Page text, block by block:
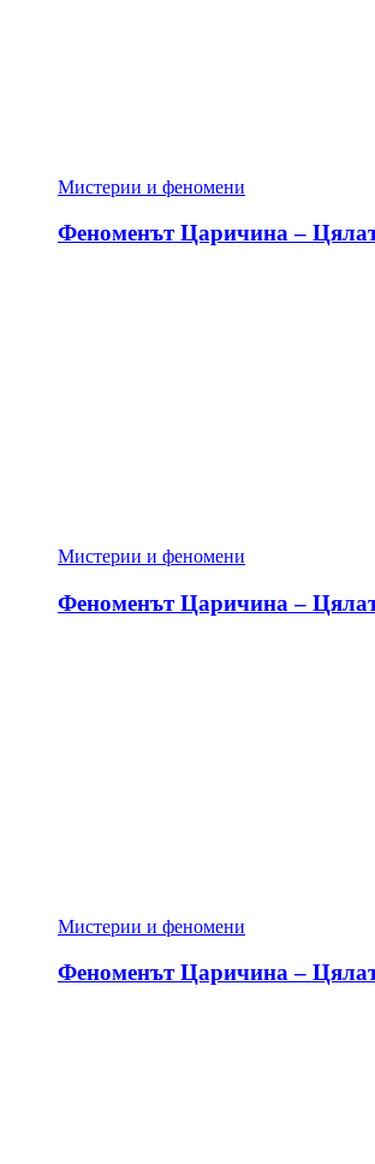
Мистерии и феномени
Феноменът Царичина –
Мистерии и феномени
Феноменът Царичина –
Мистерии и феномени
Феноменът Царичина –